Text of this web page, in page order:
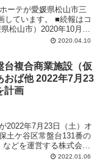
す。 ■続報はコ
2020.04.10
台複合商業施設（仮
おば他 2022年7月23
計画
2022年7月23日（土）オ
土ケ谷区常盤台131番の
どを運営する株式会社
2,364平方メートル、駐
2022.01.06